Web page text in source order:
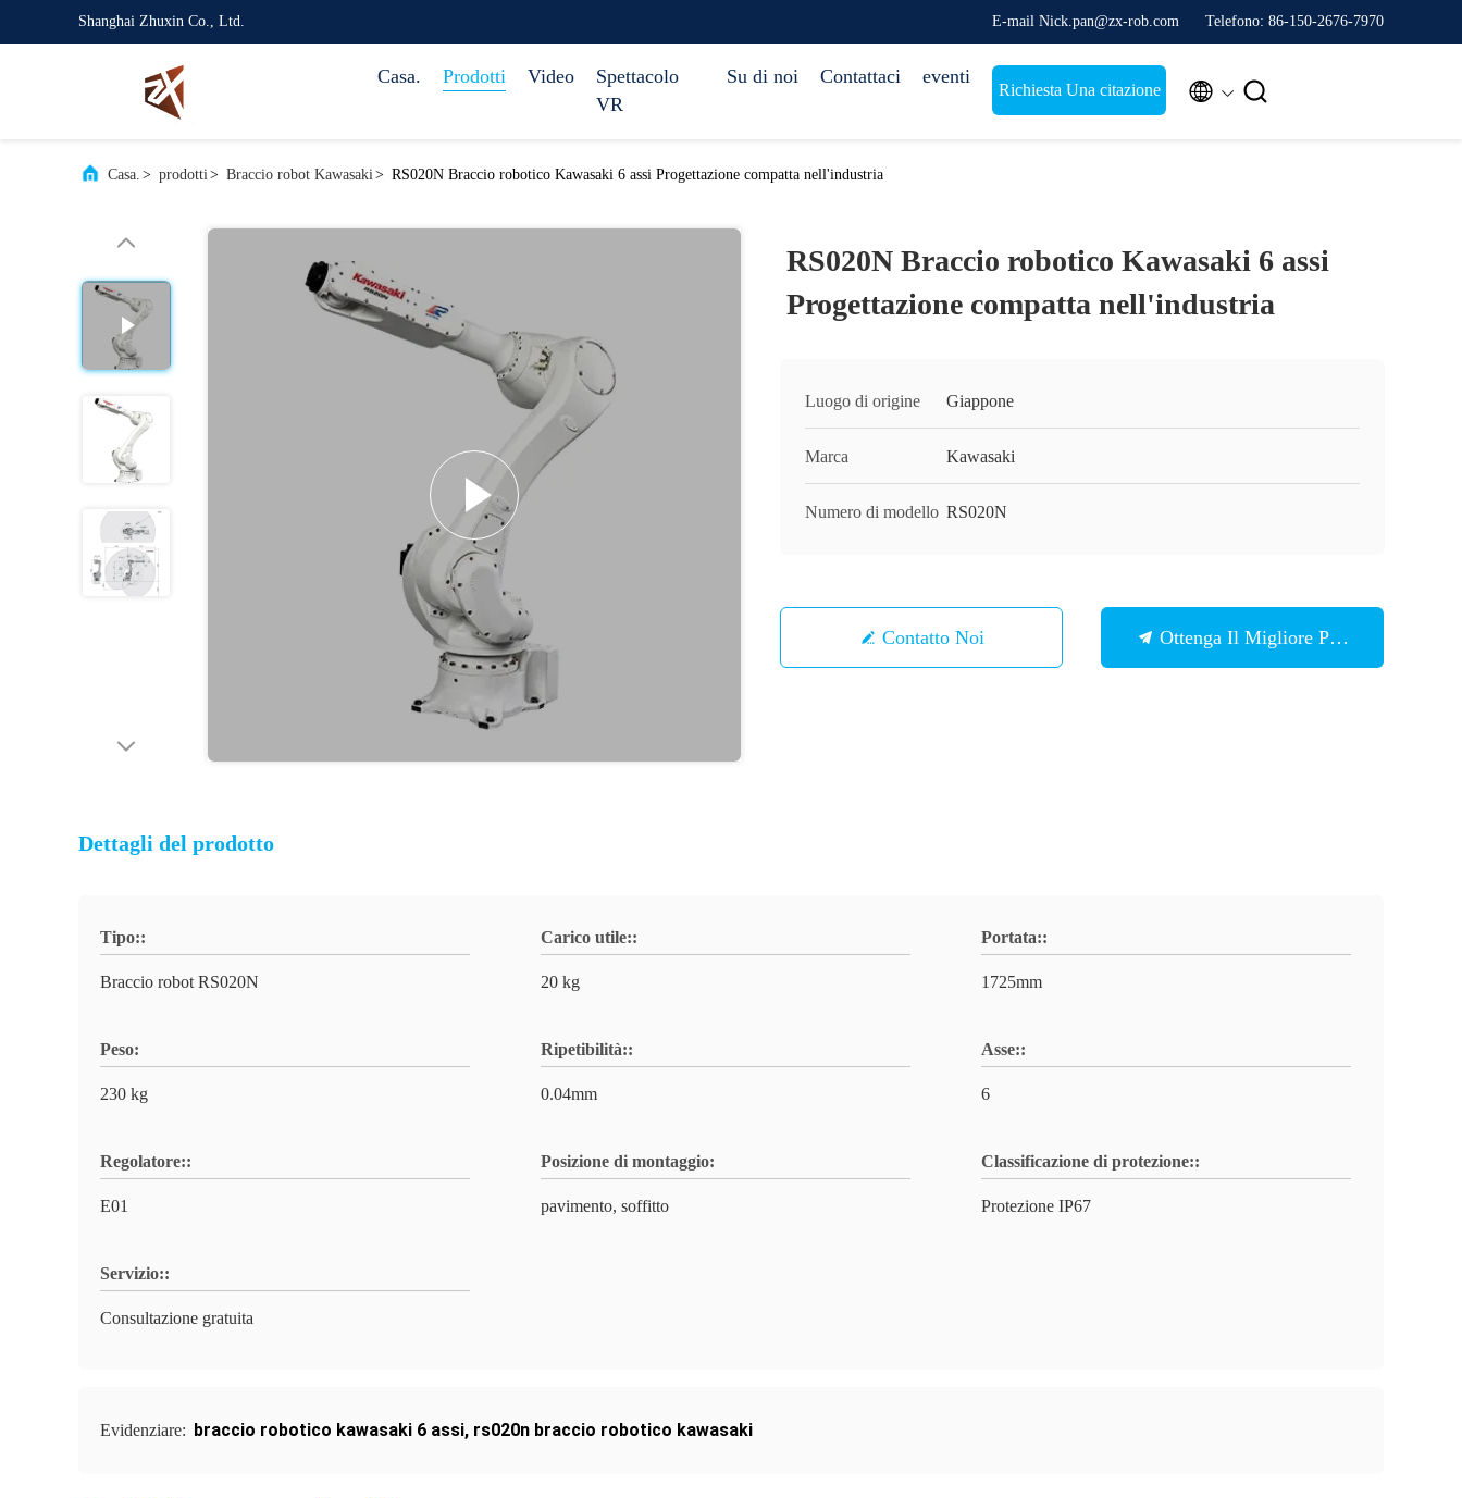
Shanghai Zhuxin Co., Ltd. E-mail Nick.pan@zx-rob.com Telefono: 86-150-2676-7970
Casa. Prodotti Video
Spettacolo
VR
Su di noi Contattaci eventi
Richiesta Una citazione  
Casa. > prodotti> Braccio robot Kawasaki> RS020N Braccio robotico Kawasaki 6 assi Progettazione compatta nell'industria
RS020N Braccio robotico Kawasaki 6 assi
Progettazione compatta nell'industria
Luogo di origine Giappone
Marca Kawasaki
Numero di modello RS020N
Contatto Noi Ottenga Il Migliore Prezzo
Dettagli del prodotto
Tipo::
Braccio robot RS020N
Carico utile::
20 kg
Portata::
1725mm
Peso:
230 kg
Ripetibilità::
0.04mm
Asse::
6
Regolatore::
E01
Posizione di montaggio:
pavimento, soffitto
Classificazione di protezione::
Protezione IP67
Servizio::
Consultazione gratuita
Evidenziare: braccio robotico kawasaki 6 assi, rs020n braccio robotico kawasaki